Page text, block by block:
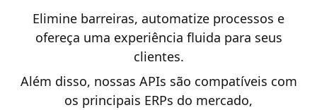
Elimine barreiras, automatize processos e
ofereça uma experiência fluida para seus
clientes.
Além disso, nossas APIs são compatíveis com
os principais ERPs do mercado,